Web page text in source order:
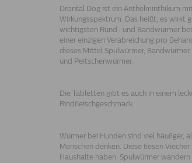
Drontal Dog ist ein Anthelminthikum
Wirkungsspektrum. Das heißt, es wirkt
wichtigsten Rund- und Bandwürmer
einer einzigen Verabreichung pro
dieses Mittel Spulwürmer,
und Peitschenwürmer.
Die Tabletten gibt es auch in einem
Rindfleischgeschmack.
Würmer bei Hunden sind viel häufiger,
Menschen denken. Diese fiesen
Haushalte haben. Spulwürmer